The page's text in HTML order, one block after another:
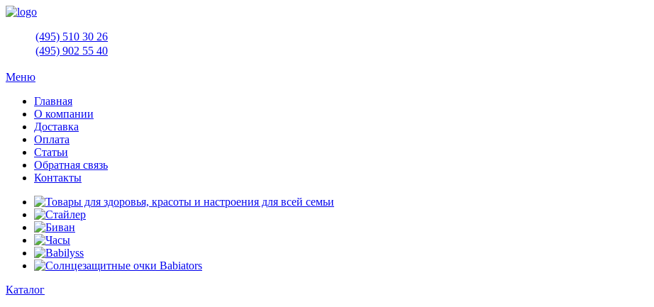
(495) 510 30 26
(495) 902 55 40
Меню
Главная
О компании
Доставка
Оплата
Статьи
Обратная связь
Контакты
Каталог